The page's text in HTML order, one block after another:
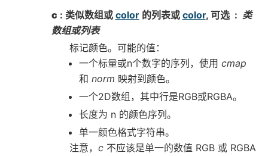
c : 类似数组或 color的列表或 color, 可选
类
数组或列表
标记颜色。可能的值：
一个标量或n个数字的序列，使用 cmap
和 norm 映射到颜色。
一个2D数组，其中行是RGB或RGBA。
长度为 n 的颜色序列。
单一颜色格式字符串。
注意， c不应该是单一的数值 RGB 或 RGBA